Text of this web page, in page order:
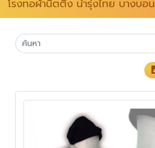
โรงทอผ้านิตติ้ง นำรุ่งไทย บางบอน